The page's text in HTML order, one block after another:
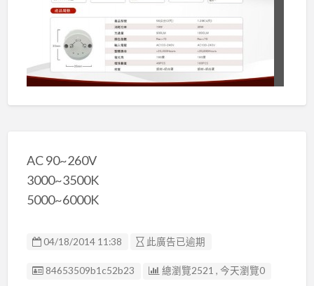
AC 90~260V
3000~3500K
5000~6000K
04/18/2014 11:38 此廣告已逾期
廣告编號
84653509b1c52b23 總瀏覽2521 , 今天瀏覽0